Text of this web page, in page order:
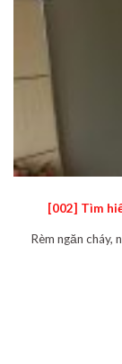
[002] Tìm
Rèm ngăn cháy,